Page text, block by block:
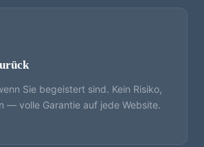
Sie begeistert sind. Kein Risiko,
— volle Garantie auf jede Website.